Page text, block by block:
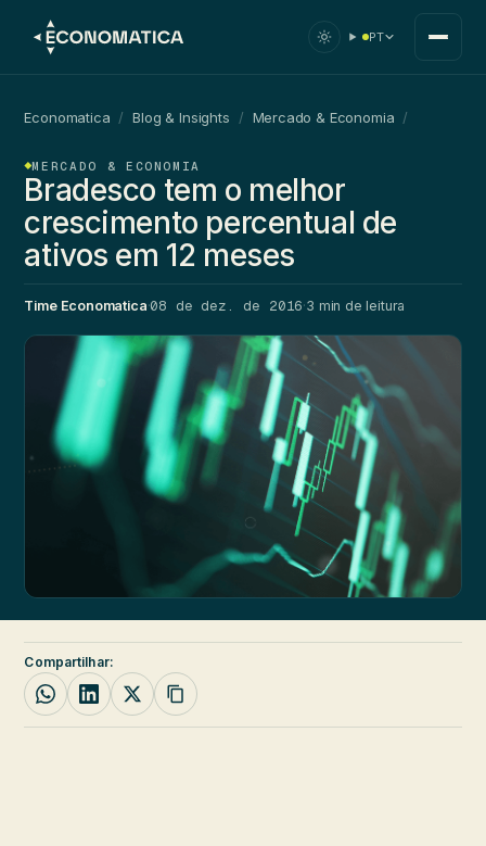
PT
Economatica / Blog & Insights / Mercado & Economia /
MERCADO & ECONOMIA
Bradesco tem o melhor
crescimento percentual de
ativos em 12 meses
Time Economatica·08 de dez. de 2016·3 min de leitura
Compartilhar: